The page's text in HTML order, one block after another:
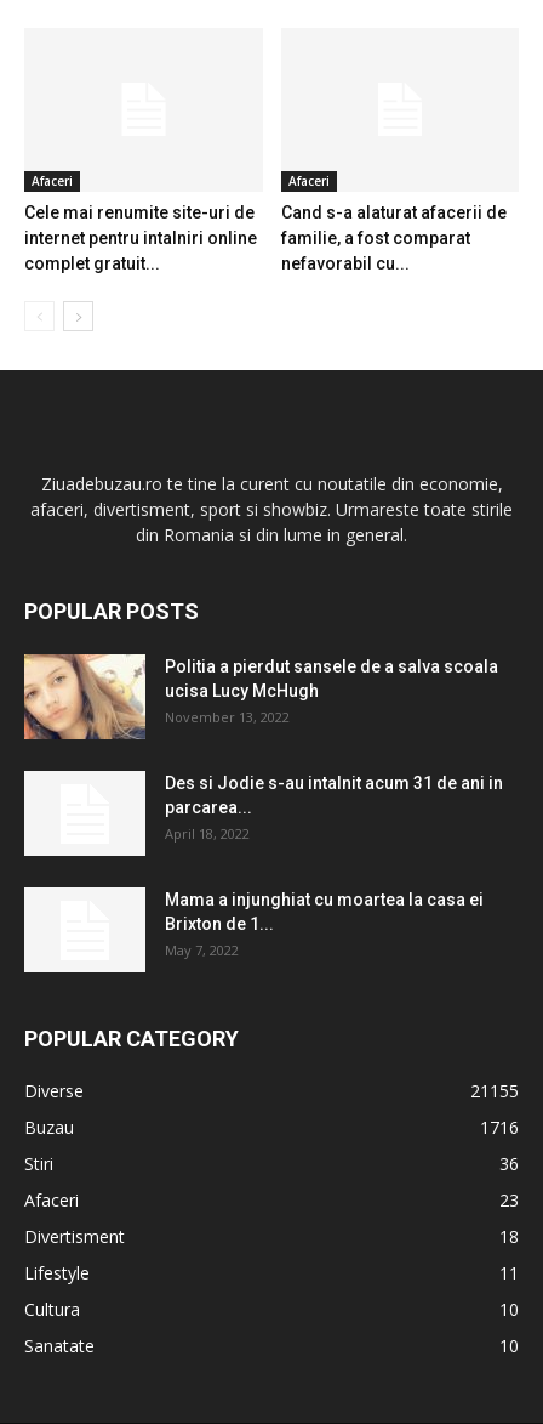
Afaceri
Cele mai renumite site-uri de
internet pentru intalniri online
complet gratuit...
Afaceri
Cand s-a alaturat afacerii de
familie, a fost comparat
nefavorabil cu...
Ziuadebuzau.ro te tine la curent cu noutatile din economie,
afaceri, divertisment, sport si showbiz. Urmareste toate stirile
din Romania si din lume in general.
POPULAR POSTS
Politia a pierdut sansele de a salva scoala
ucisa Lucy McHugh
November 13, 2022
Des si Jodie s-au intalnit acum 31 de ani in
parcarea...
April 18, 2022
Mama a injunghiat cu moartea la casa ei
Brixton de 1...
May 7, 2022
POPULAR CATEGORY
Diverse
21155
Buzau
1716
Stiri
36
Afaceri
23
Divertisment
18
Lifestyle
11
Cultura
10
Sanatate
10